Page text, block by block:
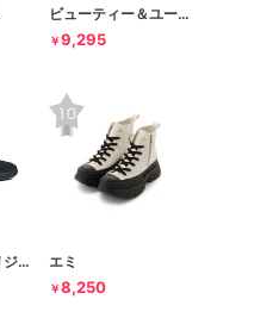
ビューティー＆ユース ユナイテッドアローズ
￥9,295
アディダス オリジナルス エミ
￥8,250